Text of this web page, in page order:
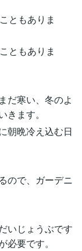
ともありま
ともありま
だ寒い、冬のよ
ます。
朝晩冷え込む日
ので、ガーデニ
いじょうぶです
要です。